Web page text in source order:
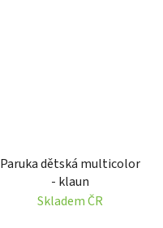
Paruka dětská multicolor
- klaun
Skladem ČR